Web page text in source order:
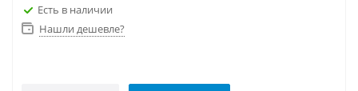
Есть в наличии
Нашли дешевле?